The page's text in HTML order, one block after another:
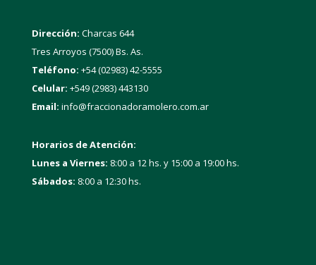
Dirección: Charcas 644
Tres Arroyos (7500) Bs. As.
Teléfono: +54 (02983) 42-5555
Celular: +549 (2983) 443130
Email: info@fraccionadoramolero.com.ar
Horarios de Atención:
Lunes a Viernes: 8:00 a 12 hs. y 15:00 a 19:00 hs.
Sábados: 8:00 a 12:30 hs.